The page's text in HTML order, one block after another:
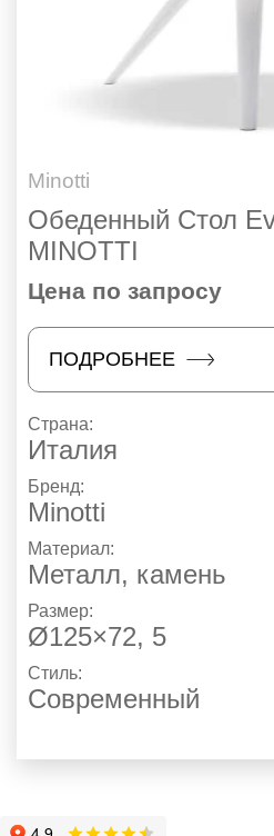
Minotti
Обеденный Стол
MINOTTI
Цена по запросу
ПОДРОБНЕЕ
Страна:
Италия
Бренд:
Minotti
Материал:
Металл, камень
Размер:
Ø125×72, 5
Стиль:
Современный